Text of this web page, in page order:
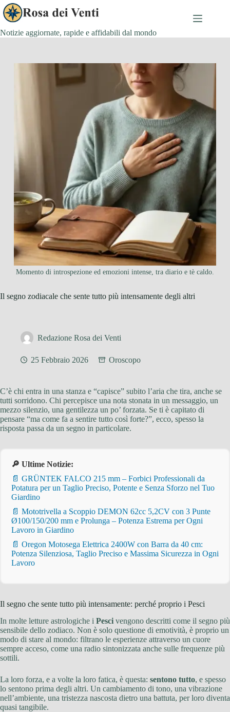
Salta
al
contenuto
Notizie aggiornate, rapide e affidabili dal mondo
Momento di introspezione ed emozioni intense, tra diario e tè caldo.
Il segno zodiacale che sente tutto più intensamente degli altri
Redazione Rosa dei Venti
25 Febbraio 2026 Oroscopo
C’è chi entra in una stanza e “capisce” subito l’aria che tira, anche se
tutti sorridono. Chi percepisce una nota stonata in un messaggio, un
mezzo silenzio, una gentilezza un po’ forzata. Se ti è capitato di
pensare “ma come fa a sentire tutto così forte?”, ecco, spesso la
risposta passa da un segno in particolare.
🔎 Ultime Notizie:
📄 GRÜNTEK FALCO 215 mm – Forbici Professionali da
Potatura per un Taglio Preciso, Potente e Senza Sforzo nel Tuo
Giardino
📄 Mototrivella a Scoppio DEMON 62cc 5,2CV con 3 Punte
Ø100/150/200 mm e Prolunga – Potenza Estrema per Ogni
Lavoro in Giardino
📄 Oregon Motosega Elettrica 2400W con Barra da 40 cm:
Potenza Silenziosa, Taglio Preciso e Massima Sicurezza in Ogni
Lavoro
Il segno che sente tutto più intensamente: perché proprio i Pesci
In molte letture astrologiche i Pesci vengono descritti come il segno più
sensibile dello zodiaco. Non è solo questione di emotività, è proprio un
modo di stare al mondo: filtrano le esperienze attraverso un cuore
sempre acceso, come una radio sintonizzata anche sulle frequenze più
sottili.
La loro forza, e a volte la loro fatica, è questa: sentono tutto, e spesso
lo sentono prima degli altri. Un cambiamento di tono, una vibrazione
nell’ambiente, una tristezza nascosta dietro una battuta, per loro diventa
quasi tangibile.